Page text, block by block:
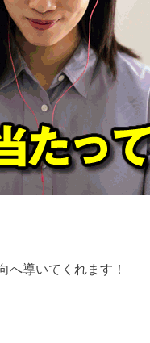
へ導いてくれます！